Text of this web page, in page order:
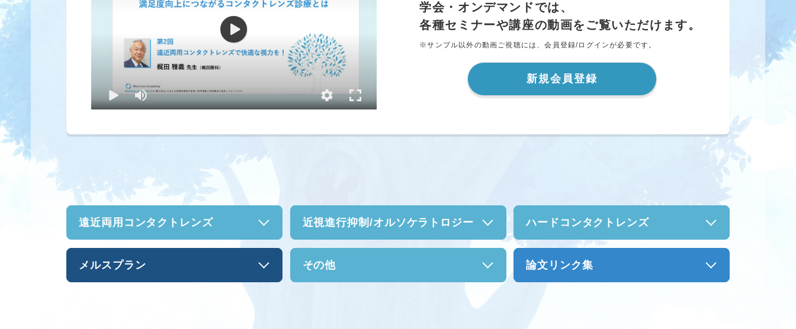
学会・オンデマンドでは、
各種セミナーや講座の動画をご覧いただけます。
※サンプル以外の動画ご視聴には、会員登録/ログインが必要です。
新規会員登録
遠近両用 コンタクトレンズ 近視進行抑制/オルソケラトロジー ハードコンタクトレンズ
メルスプラン その他 論文リンク集